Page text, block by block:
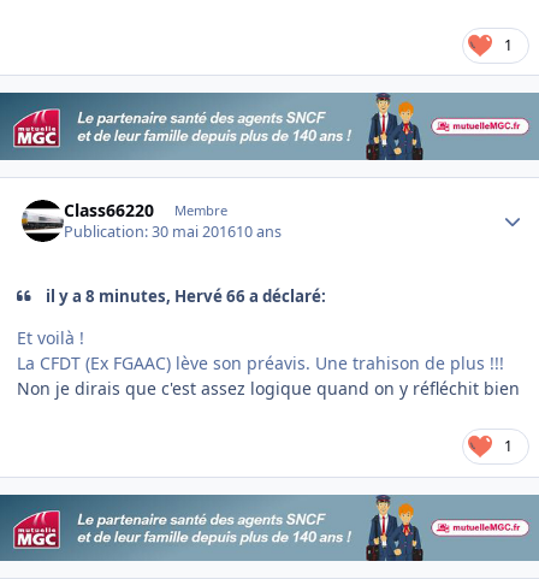
1
Class66220 Membre
Publication:30 mai 201610 ans
il y a 8 minutes, Hervé 66 a déclaré:
Et voilà !
La CFDT (Ex FGAAC) lève son préavis. Une trahison de plus !!!
Non je dirais que c'est assez logique quand on y réfléchit bien
1